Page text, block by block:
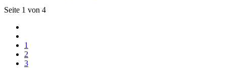
Seite 1 von 4
1
2
3